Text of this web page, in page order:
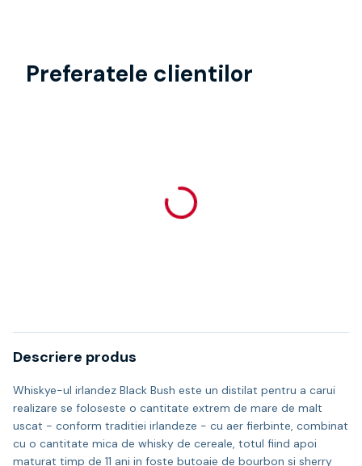
Preferatele clientilor
Descriere produs
Whiskye-ul irlandez Black Bush este un distilat pentru a carui
realizare se foloseste o cantitate extrem de mare de malt
uscat - conform traditiei irlandeze - cu aer fierbinte, combinat
cu o cantitate mica de whisky de cereale, totul fiind apoi
maturat timp de 11 ani in foste butoaie de bourbon si sherry